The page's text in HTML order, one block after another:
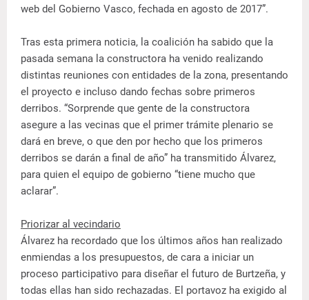
web del Gobierno Vasco, fechada en agosto de 2017”.
Tras esta primera noticia, la coalición ha sabido que la
pasada semana la constructora ha venido realizando
distintas reuniones con entidades de la zona, presentando
el proyecto e incluso dando fechas sobre primeros
derribos. “Sorprende que gente de la constructora
asegure a las vecinas que el primer trámite plenario se
dará en breve, o que den por hecho que los primeros
derribos se darán a final de año” ha transmitido Álvarez,
para quien el equipo de gobierno “tiene mucho que
aclarar”.
Priorizar al vecindario
Álvarez ha recordado que los últimos años han realizado
enmiendas a los presupuestos, de cara a iniciar un
proceso participativo para diseñar el futuro de Burtzeña, y
todas ellas han sido rechazadas. El portavoz ha exigido al